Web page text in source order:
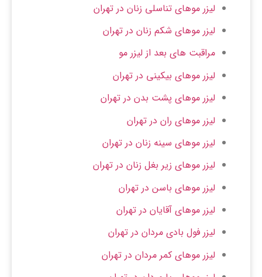
لیزر موهای تناسلی زنان در تهران
لیزر موهای شکم زنان در تهران
مراقبت های بعد از لیزر مو
لیزر موهای بیکینی در تهران
لیزر موهای پشت بدن در تهران
لیزر موهای ران در تهران
لیزر موهای سینه زنان در تهران
لیزر موهای زیر بغل زنان در تهران
لیزر موهای باسن در تهران
لیزر موهای آقایان در تهران
لیزر فول بادی مردان ​در تهران
لیزر موهای کمر مردان در تهران